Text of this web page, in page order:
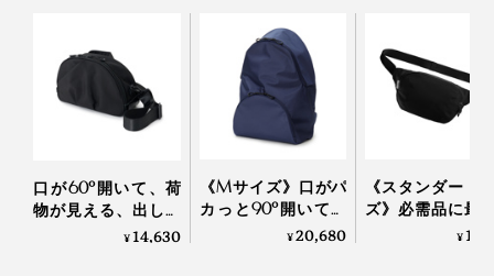
口が60°開いて、荷
物が見える、出し入
れスムーズな「バネ
¥14,630
《Mサイズ》口がパ
カっと90°開いて、
荷物が見える、出し
¥20,680
《スタンダード
ズ》必需品に最
クセス、誰でも
¥